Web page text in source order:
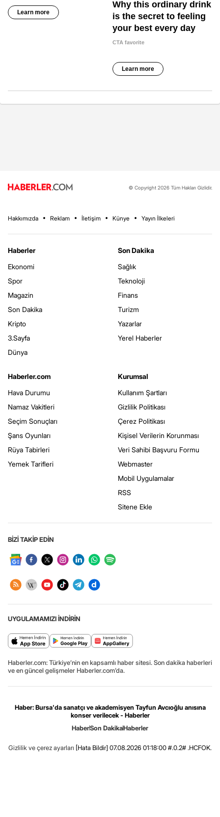
© Copyright 2026 Tüm Hakları Gizlidir.
Hakkımızda Reklam İletişim Künye Yayın İlkeleri
Haberler
Ekonomi
Spor
Magazin
Son Dakika
Kripto
3.Sayfa
Dünya
Son Dakika
Sağlık
Teknoloji
Finans
Turizm
Yazarlar
Yerel Haberler
Haberler.com
Hava Durumu
Namaz Vakitleri
Seçim Sonuçları
Şans Oyunları
Rüya Tabirleri
Yemek Tarifleri
Kurumsal
Kullanım Şartları
Gizlilik Politikası
Çerez Politikası
Kişisel Verilerin Korunması
Veri Sahibi Başvuru Formu
Webmaster
Mobil Uygulamalar
RSS
Sitene Ekle
BİZİ TAKİP EDİN
UYGULAMAMIZI İNDİRİN
Haberler.com: Türkiye’nin en kapsamlı haber sitesi. Son dakika haberleri
ve en güncel gelişmeler Haberler.com’da.
Haber: Bursa'da sanatçı ve akademisyen Tayfun Avcıoğlu anısına
konser verilecek - Haberler
HaberSon DakikaHaberler
Gizlilik ve çerez ayarları [Hata Bildir] 07.08.2026 01:18:00 #.0.2# .HCFOK.